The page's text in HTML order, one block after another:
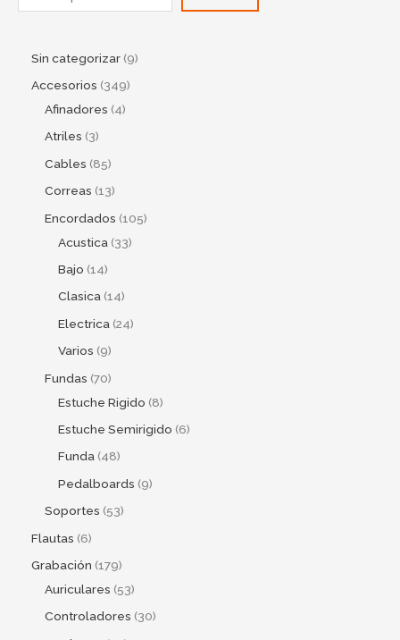
Sin categorizar 9
Accesorios 349
Afinadores 4
Atriles 3
Cables 85
Correas 13
Encordados 105
Acustica 33
Bajo 14
Clasica 14
Electrica 24
Varios 9
Fundas 70
Estuche Rigido 8
Estuche Semirigido 6
Funda 48
Pedalboards 9
Soportes 53
Flautas 6
Grabación 179
Auriculares 53
Controladores 30